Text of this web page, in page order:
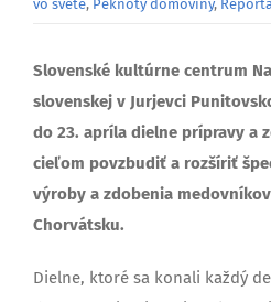
vo svete, Peknoty domoviny,
Slovenské kultúrne centrum
slovenskej v Jurjevci
do 23. apríla dielne prípravy a
cieľom povzbudiť a rozšíriť
výroby a zdobenia
Chorvátsku.
Dielne, ktoré sa konali každý